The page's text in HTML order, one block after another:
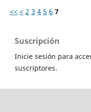
<< < 2 3 4 5 6 7
Suscripción
Inicie sesión para
suscriptores.